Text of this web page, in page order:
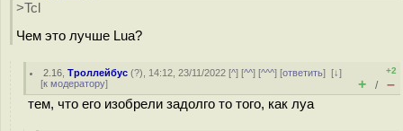
>Tcl
Чем это лучше Lua?
2.16 ,Троллейбус (?), 14:12, 23/11/2022 [^] [^^] [^^^] [ответить][↓]
[к модератору]
+2
+ / –
тем, что его изобрели задолго то того, как луа